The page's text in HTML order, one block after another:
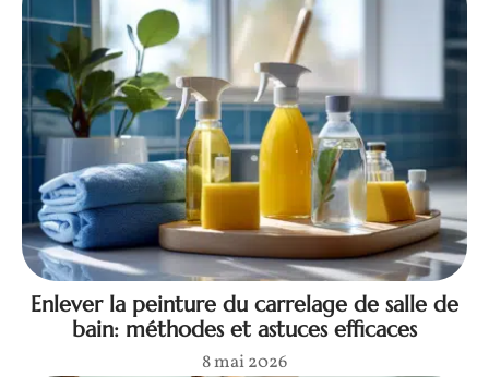
Enlever la peinture du carrelage de salle de
bain: méthodes et astuces efficaces
8 mai 2026